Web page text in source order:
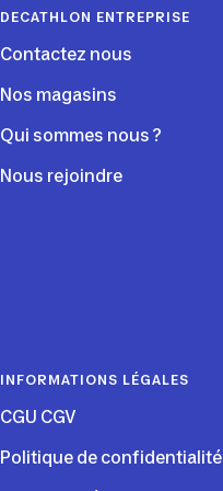
DECATHLON ENTREPRISE
Contactez nous
Nos magasins
Qui sommes nous ?
Nous rejoindre
INFORMATIONS LÉGALES
CGU CGV
Politique de confidentialité